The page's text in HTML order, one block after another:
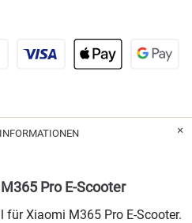
Pro E-Scooter
Xiaomi M365 Pro E-Scooter.